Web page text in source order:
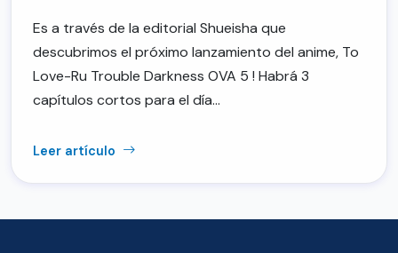
Es a través de la editorial Shueisha que
descubrimos el próximo lanzamiento del anime, To
Love-Ru Trouble Darkness OVA 5 ! Habrá 3
capítulos cortos para el día…
Leer artículo